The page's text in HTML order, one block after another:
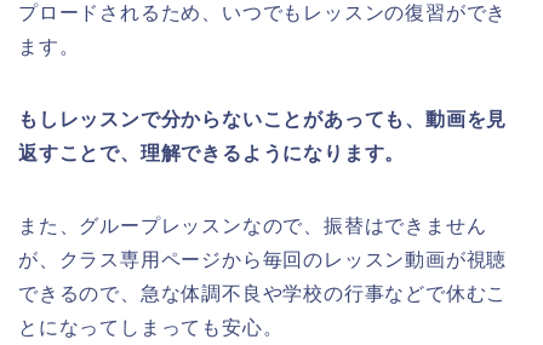
プロードされるため、いつでもレッスンの復習ができ
ます。
もしレッスンで分からないことがあっても、動画を見
返すことで、理解できるようになります。
また、グループレッスンなので、振替はできません
が、クラス専用ページから毎回のレッスン動画が視聴
できるので、急な体調不良や学校の行事などで休むこ
とになってしまっても安心。